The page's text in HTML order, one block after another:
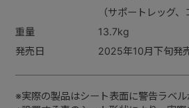
（サポートレッグ、
重量
13.7kg
発売日
2025年10月下旬発
※実際の製品はシート表面に警告ラベル